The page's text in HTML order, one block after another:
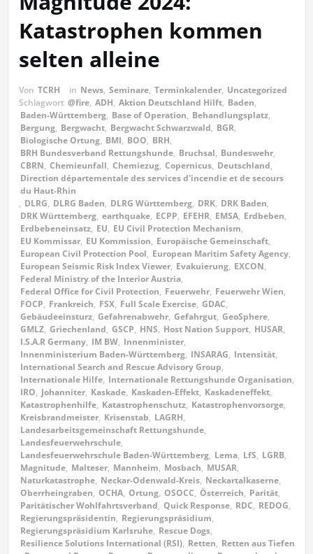
Katastrophen kommen
selten alleine
Von TCRH in News, Seminare, Terminkalender, Uncategorized
Schlagwort @fire, ADH, Aktion Deutschland Hilft, Baden,
Baden-Württemberg, Base of Operation, Behandlungsplatz,
Bergung, Bergwacht, Bergwacht Schwarzwald, BGR,
Biologische Ortung, BMI, BOO, BRH,
BRH Bundesverband Rettungshunde, Bruchsal, Bundeswehr,
CBRN, Chemieunfall, Chemiezug, Copernicus, Deutschland,
Direction départementale des services d'incendie et de secours
du Haut-Rhin
, DLRG, DLRG Baden, DLRG Württemberg, DRK, DRK Baden,
DRK Württemberg, earthquake, ECPP, EFEHR, EMSA, Erdbeben,
Erdbebeneinsatz, EU, EU Civil Protection Mechanism,
EU Kommissar, EU Kommission, Europäische Gemeinschaft,
European Civil Protection Pool, European Maritim Safety Agency,
European Seismic Risk Index Viewer, Evakuierung, EXCON,
Federal Ministry of the Interior Austria,
Federal Office for Civil Protection, Feuerwehr, Feuerwehr Wien,
FOCP, Frankreich, FSX, Full Scale Exercise, GDAC,
Gebäudeeinsturz, Gefahrenabwehr, Gefahrgut, GeoSphere,
GMLZ, Griechenland, GSCP, HNS, Host Nation Support, HUSAR,
I.S.A.R Germany, IM BW, Innenminister,
Innenministerium Baden-Württemberg, INSARAG, Intensität,
International Search and Rescue Advisory Group,
Internationale Hilfe, Internationale Rettungshunde Organisation,
IRO, Johanniter, Kaskade, Kaskaden-Effekt, Kaskadeneffekt,
Katastrophenhilfe, Katastrophenschutz, Katastrophenvorsorge,
Kreisbrandmeister, Krisenstab, LAGRH,
Landesarbeitsgemeinschaft Rettungshunde,
Landesfeuerwehrschule,
Landesfeuerwehrschule Baden-Württemberg, Lema, LfS, LGRB,
Magnitude, Malteser, Mannheim, Mosbach, MUSAR,
Naturkatastrophe, Neckar-Odenwald-Kreis, Neckartalkaserne,
Oberrheingraben, OCHA, Ortung, OSOCC, Österreich, Parität,
Paritätischer Wohlfahrtsverband, Quick Response, RDC, REDOG,
Regierungspräsidentin, Regierungspräsidium,
Regierungspräsidium Karlsruhe, Rescue Dogs,
Resilience Solutions International (RSI), Retten, Retten aus Tiefen